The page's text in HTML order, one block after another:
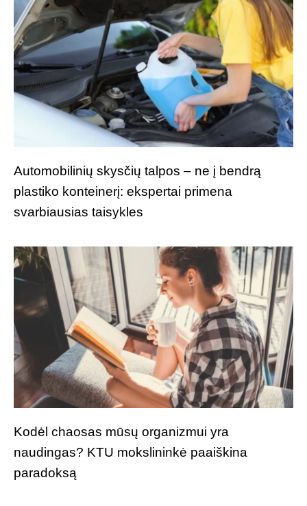
Automobilinių skysčių talpos – ne į bendrą
plastiko konteinerį: ekspertai primena
svarbiausias taisykles
Kodėl chaosas mūsų organizmui yra
naudingas? KTU mokslininkė paaiškina
paradoksą